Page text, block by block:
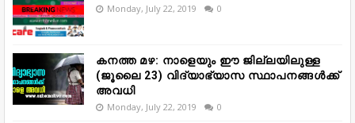
Monday, July 22, 2019 0
കനത്ത മഴ: നാളെയും ഈ ജില്ലയിലുള്ള
(ജൂലൈ 23) വിദ്യാഭ്യാസ സ്ഥാപനങ്ങൾക്ക്
അവധി
Monday, July 22, 2019 0